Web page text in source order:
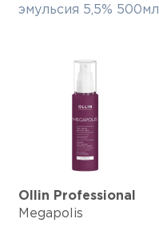
эмульсия 5,5% 500мл
Ollin Professional
Megapolis